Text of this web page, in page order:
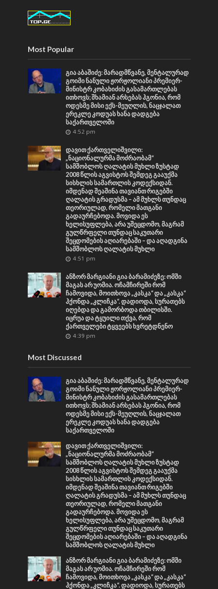
Most Popular
გია აბაშიძე: მარადმწვანე, მენტალურად
გოიმი ნანული ჟორჟოლიანი პრემიერ-
მინისტრ კობახიძის გასამართლებას
ითხოვს; შხამიან არსებას ჰგონია, რომ
ოდესმე მისი ექს-მეუღლის, ნაცჯალათ
ერეკლე კოდუას ხანა დადგება
საქართველოში
4:52 pm
დავით ქართველიშვილი:
„ნაციონალურმა მოძრაობამ“
სამშობლოს ღალატის მუხლი ზუსტად
2008 წლის აგვისტოს შემდეგ გააუქმა
სისხლის სამართლის კოდექსიდან.
იმდენად შეაშინა თავიანთ რიგებში
ღალატის გრადუსმა – ამ მუხლს თუნდაც
თეორიულად, რომელი მათგანი
გადაურჩებოდა. მოვიდა ეს
ხელისუფლება, არა უშეცდომო, მაგრამ
გულწრფელი თუნდაც საკუთარი
შეცდომების აღიარებაში – და აღადგინა
სამშობლოს ღალატის მუხლი
4:51 pm
ანზორ მარგიანი გია ბარამიძეზე: ომში
მაგას არ უომია. ოჩამჩირეში რომ
ჩამოვიდა, მოითხოვა „კასკა“ და „კასკა“
ჰქონდა „კლიჩკა“. დადიოდა, სურათებს
იღებდა და გამორბოდა თბილისში.
იცრუა და ტყუილი თქვა, რომ
ქართველები ტყვეებს ხვრეტდნენო
4:39 pm
Most Discussed
გია აბაშიძე: მარადმწვანე, მენტალურად
გოიმი ნანული ჟორჟოლიანი პრემიერ-
მინისტრ კობახიძის გასამართლებას
ითხოვს; შხამიან არსებას ჰგონია, რომ
ოდესმე მისი ექს-მეუღლის, ნაცჯალათ
ერეკლე კოდუას ხანა დადგება
საქართველოში
დავით ქართველიშვილი:
„ნაციონალურმა მოძრაობამ“
სამშობლოს ღალატის მუხლი ზუსტად
2008 წლის აგვისტოს შემდეგ გააუქმა
სისხლის სამართლის კოდექსიდან.
იმდენად შეაშინა თავიანთ რიგებში
ღალატის გრადუსმა – ამ მუხლს თუნდაც
თეორიულად, რომელი მათგანი
გადაურჩებოდა. მოვიდა ეს
ხელისუფლება, არა უშეცდომო, მაგრამ
გულწრფელი თუნდაც საკუთარი
შეცდომების აღიარებაში – და აღადგინა
სამშობლოს ღალატის მუხლი
ანზორ მარგიანი გია ბარამიძეზე: ომში
მაგას არ უომია. ოჩამჩირეში რომ
ჩამოვიდა, მოითხოვა „კასკა“ და „კასკა“
ჰქონდა „კლიჩკა“. დადიოდა, სურათებს